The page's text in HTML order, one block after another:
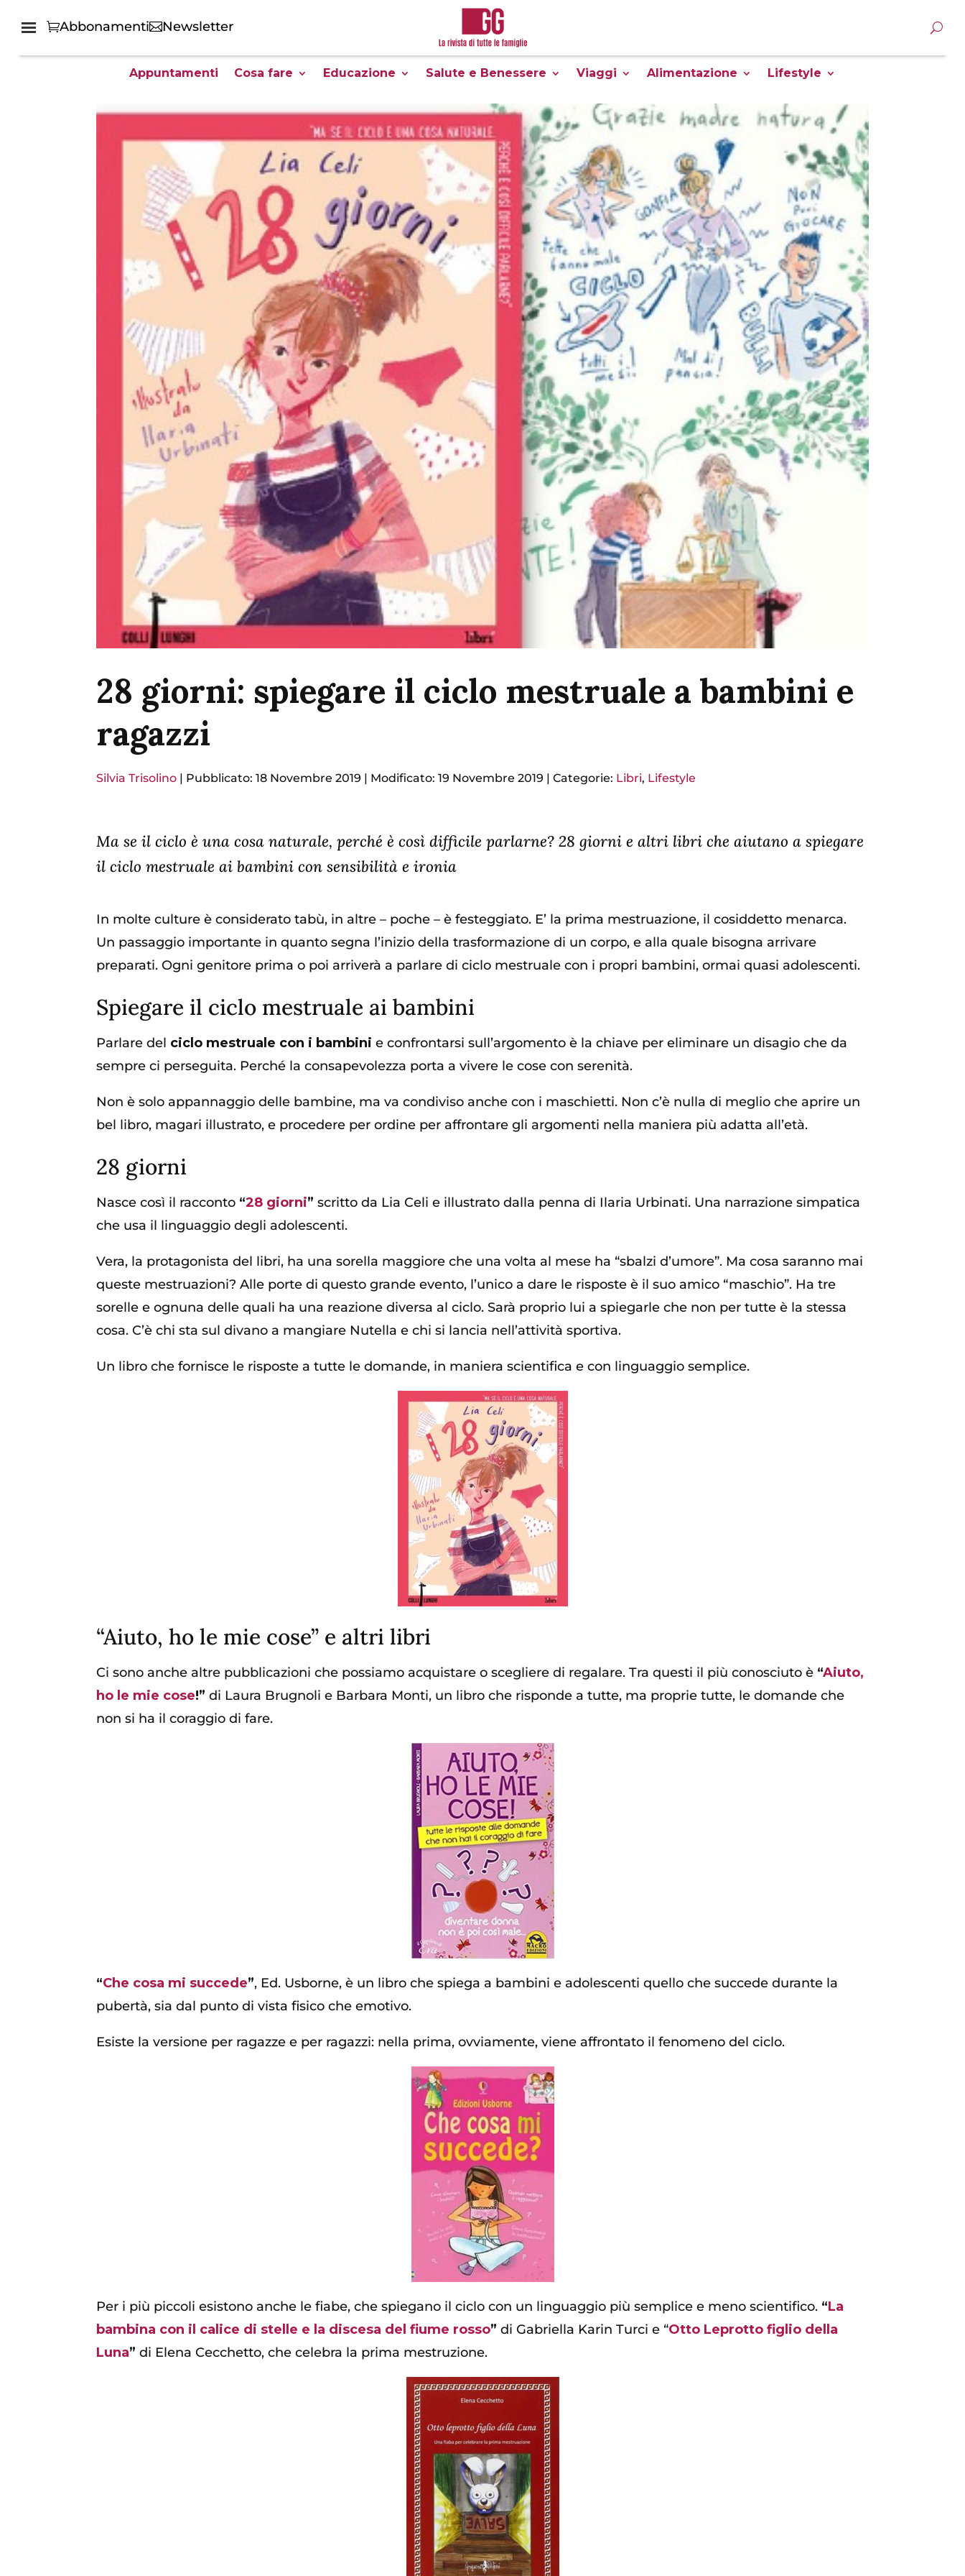
Abbonamenti Newsletter
Appuntamenti Cosa fare Educazione Salute e Benessere Viaggi Alimentazione Lifestyle
28 giorni: spiegare il ciclo mestruale a bambini e
ragazzi
Silvia Trisolino | Pubblicato: 18 Novembre 2019 | Modificato: 19 Novembre 2019 |Categorie: Libri, Lifestyle
Ma se il ciclo è una cosa naturale, perché è così difficile parlarne? 28 giorni e altri libri che aiutano a spiegare
il ciclo mestruale ai bambini con sensibilità e ironia
In molte culture è considerato tabù, in altre – poche – è festeggiato. E’ la prima mestruazione, il cosiddetto menarca.
Un passaggio importante in quanto segna l’inizio della trasformazione di un corpo, e alla quale bisogna arrivare
preparati. Ogni genitore prima o poi arriverà a parlare di ciclo mestruale con i propri bambini, ormai quasi adolescenti.
Spiegare il ciclo mestruale ai bambini
Parlare del ciclo mestruale con i bambini e confrontarsi sull’argomento è la chiave per eliminare un disagio che da
sempre ci perseguita. Perché la consapevolezza porta a vivere le cose con serenità.
Non è solo appannaggio delle bambine, ma va condiviso anche con i maschietti. Non c’è nulla di meglio che aprire un
bel libro, magari illustrato, e procedere per ordine per affrontare gli argomenti nella maniera più adatta all’età.
28 giorni
Nasce così il racconto “28 giorni” scritto da Lia Celi e illustrato dalla penna di Ilaria Urbinati. Una narrazione simpatica
che usa il linguaggio degli adolescenti.
Vera, la protagonista del libri, ha una sorella maggiore che una volta al mese ha “sbalzi d’umore”. Ma cosa saranno mai
queste mestruazioni? Alle porte di questo grande evento, l’unico a dare le risposte è il suo amico “maschio”. Ha tre
sorelle e ognuna delle quali ha una reazione diversa al ciclo. Sarà proprio lui a spiegarle che non per tutte è la stessa
cosa. C’è chi sta sul divano a mangiare Nutella e chi si lancia nell’attività sportiva.
Un libro che fornisce le risposte a tutte le domande, in maniera scientifica e con linguaggio semplice.
“Aiuto, ho le mie cose” e altri libri
Ci sono anche altre pubblicazioni che possiamo acquistare o scegliere di regalare. Tra questi il più conosciuto è “Aiuto,
ho le mie cose!” di Laura Brugnoli e Barbara Monti, un libro che risponde a tutte, ma proprie tutte, le domande che
non si ha il coraggio di fare.
“Che cosa mi succede”, Ed. Usborne, è un libro che spiega a bambini e adolescenti quello che succede durante la
pubertà, sia dal punto di vista fisico che emotivo.
Esiste la versione per ragazze e per ragazzi: nella prima, ovviamente, viene affrontato il fenomeno del ciclo.
Per i più piccoli esistono anche le fiabe, che spiegano il ciclo con un linguaggio più semplice e meno scientifico. “La
bambina con il calice di stelle e la discesa del fiume rosso” di Gabriella Karin Turci e “Otto Leprotto figlio della
Luna”di Elena Cecchetto, che celebra la prima mestruzione.